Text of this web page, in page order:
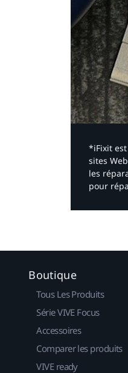
*iFixit
sites
les
pour
Boutique
Tous Les Produits
Série VIVE Focus
Accessoires
Comparer les produits
VIVE ready